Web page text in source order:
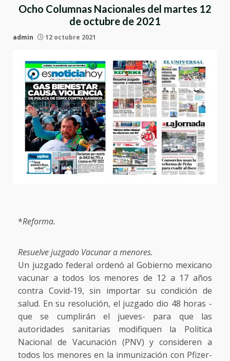
Ocho Columnas Nacionales del martes 12
de octubre de 2021
admin 12 octubre 2021
*Reforma.
Resuelve juzgado Vacunar a menores.
Un juzgado federal ordenó al Gobierno mexicano
vacunar a todos los menores de 12 a 17 años
contra Covid-19, sin importar su condición de
salud. En su resolución, el juzgado dio 48 horas -
que se cumplirán el jueves- para que las
autoridades sanitarias modifiquen la Política
Nacional de Vacunación (PNV) y consideren a
todos los menores en la inmunización con Pfizer-